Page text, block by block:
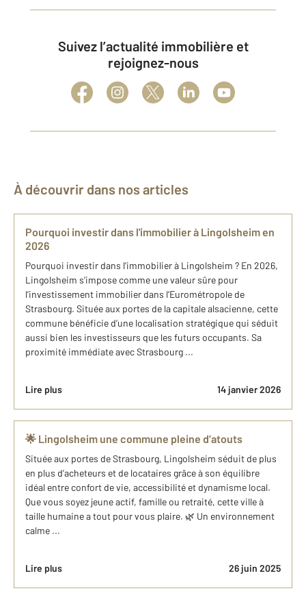
Suivez l’actualité immobilière et
rejoignez-nous
À découvrir dans nos articles
Pourquoi investir dans l'immobilier à Lingolsheim en
2026
Pourquoi investir dans l'immobilier à Lingolsheim ? En 2026,
Lingolsheim s’impose comme une valeur sûre pour
l’investissement immobilier dans l’Eurométropole de
Strasbourg. Située aux portes de la capitale alsacienne, cette
commune bénéficie d’une localisation stratégique qui séduit
aussi bien les investisseurs que les futurs occupants. Sa
proximité immédiate avec Strasbourg ...
Lire plus 14 janvier 2026
🌟 Lingolsheim une commune pleine d’atouts
Située aux portes de Strasbourg, Lingolsheim séduit de plus
en plus d’acheteurs et de locataires grâce à son équilibre
idéal entre confort de vie, accessibilité et dynamisme local.
Que vous soyez jeune actif, famille ou retraité, cette ville à
taille humaine a tout pour vous plaire. 🌿 Un environnement
calme ...
Lire plus 26 juin 2025